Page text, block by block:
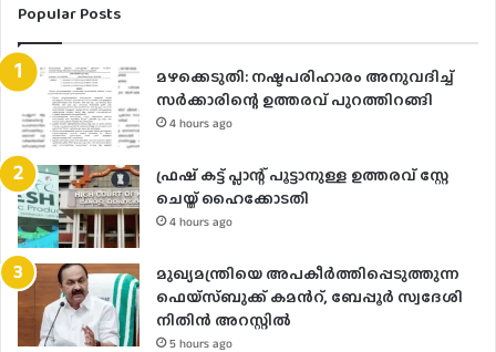
Popular Posts
മഴക്കെടുതി: നഷ്ടപരിഹാരം അനുവദിച്ച്
സർക്കാരിന്റെ ഉത്തരവ് പുറത്തിറങ്ങി
4 hours ago
ഫ്രഷ് കട്ട് പ്ലാന്റ് പൂട്ടാനുള്ള ഉത്തരവ് സ്റ്റേ
ചെയ്ത് ഹൈക്കോടതി
4 hours ago
മുഖ്യമന്ത്രിയെ അപകീർത്തിപ്പെടുത്തുന്ന
ഫെയ്സ്ബുക്ക് കമന്‍റ്, ബേപ്പൂർ സ്വദേശി
നിതിൻ അറസ്റ്റിൽ
5 hours ago